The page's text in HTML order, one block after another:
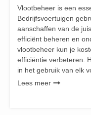
Vlootbeheer is een
Bedrijfsvoertuigen
aanschaffen van de
efficiënt beheren en
vlootbeheer kun je
efficiëntie verbeteren.
in het gebruik van elk
Lees meer